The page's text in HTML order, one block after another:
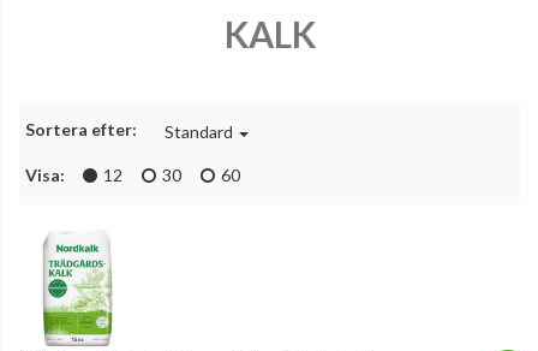
KALK
Sortera efter: Standard
Visa: 12 30 60